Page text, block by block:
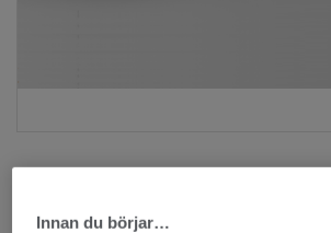
Innan du börjar…